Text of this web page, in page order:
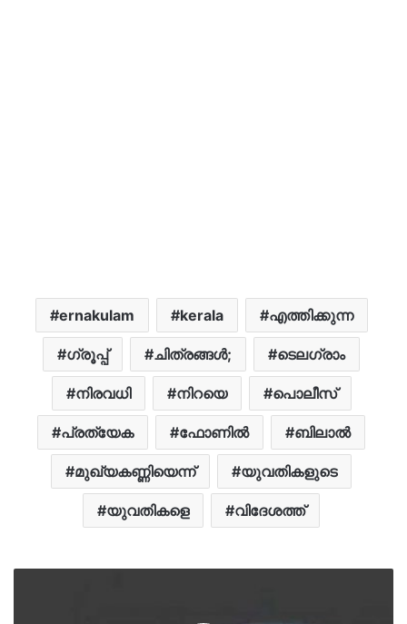
ernakulam kerala എത്തിക്കുന്ന
ഗ്രൂപ്പ് ചിത്രങ്ങൾ; ടെലഗ്രാം
നിരവധി നിറയെ പൊലീസ്
പ്രത്യേക ഫോണില്‍ ബിലാൽ
മുഖ്യകണ്ണിയെന്ന് യുവതികളുടെ
യുവതികളെ വിദേശത്ത്